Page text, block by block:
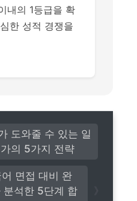
내의 1등급을 확
한 성적 경쟁을
면접 대비 완
분석한 5단계 합
도와줄 수 있는 일
의 5가지 전략